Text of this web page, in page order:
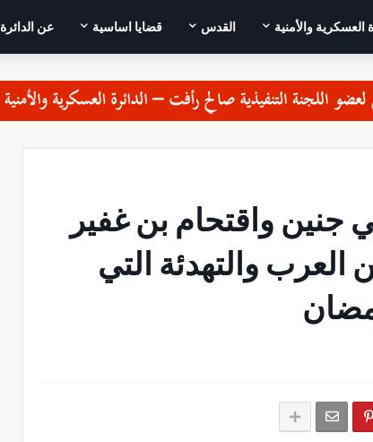
العسكرية والأمنية القدس قضايا اساسية عن الدائرة
جنين واقتحام بن غفير
والتهدئة التي